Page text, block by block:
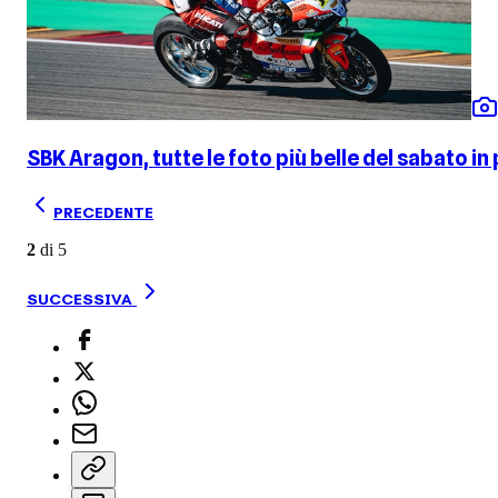
SBK Aragon, tutte le foto più belle del sabato in
PRECEDENTE
2 di 5
SUCCESSIVA